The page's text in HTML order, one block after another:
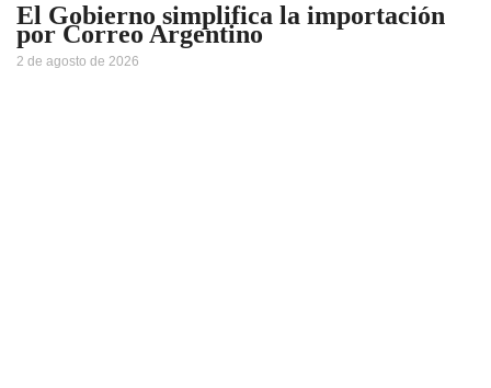
El Gobierno simplifica la importación
por Correo Argentino
2 de agosto de 2026